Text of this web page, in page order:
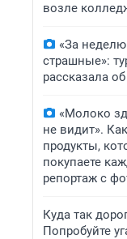
возле
«За
страшные»:
рассказала
«Молоко
не видит».
продукты,
покупаете
репортаж с
Куда так
Попробуйте